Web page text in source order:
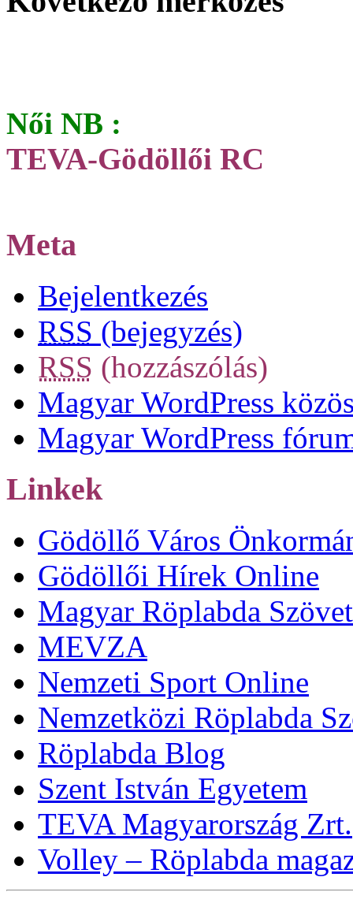
Női NB :
TEVA-Gödöllői RC
Meta
Bejelentkezés
RSS (bejegyzés)
RSS (hozzászólás)
Magyar WordPress
Magyar WordPress
Linkek
Gödöllő Város
Gödöllői Hírek Online
Magyar Röplabda
MEVZA
Nemzeti Sport Online
Nemzetközi Röplabda
Röplabda Blog
Szent István Egyetem
TEVA Magyarország Zrt.
Volley – Röplabda